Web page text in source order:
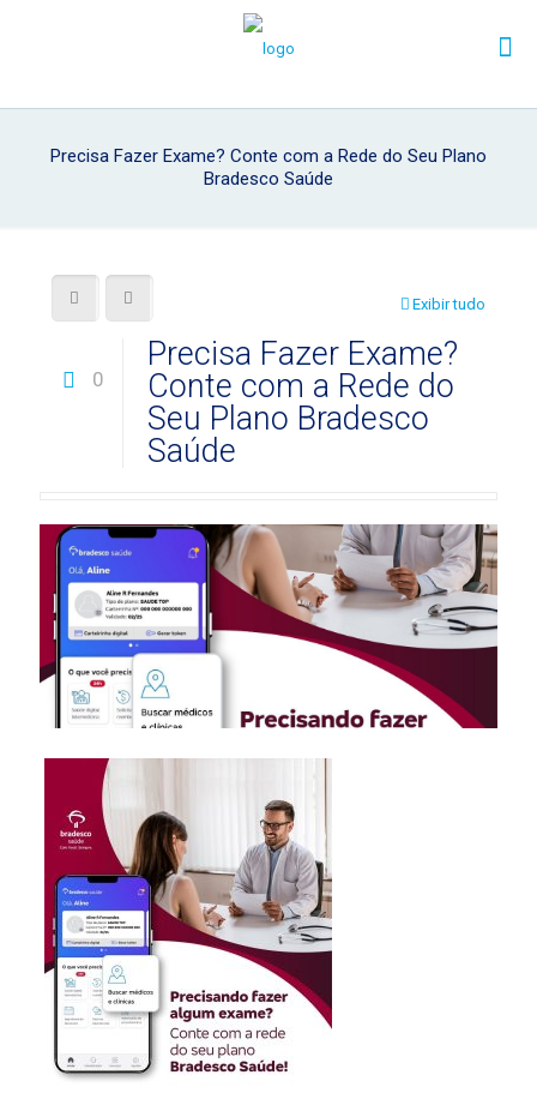
Precisa Fazer Exame? Conte com a Rede do Seu Plano
Bradesco Saúde
Exibir tudo
0
Precisa Fazer Exame?
Conte com a Rede do
Seu Plano Bradesco
Saúde